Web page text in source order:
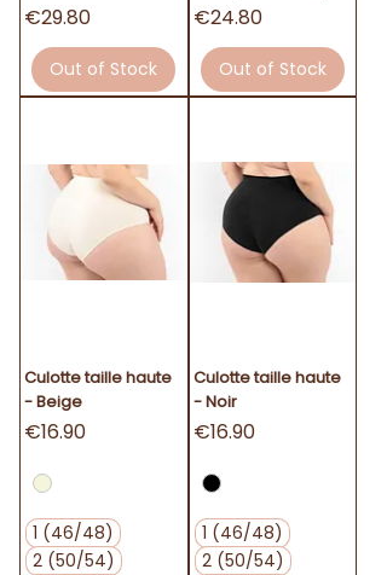
Price
€29.80
Out of Stock
Price
€24.80
Out of Stock
Culotte taille haute
- Beige
Price
€16.90
1 (46/48)
2 (50/54)
Culotte taille haute
- Noir
Price
€16.90
1 (46/48)
2 (50/54)